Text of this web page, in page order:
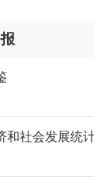
和社会发展统